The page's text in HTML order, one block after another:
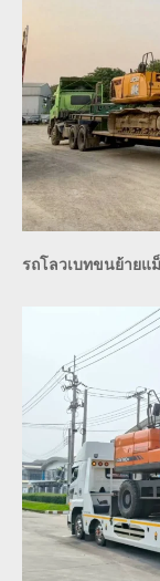
รถโลวเบทขนย้ายแ